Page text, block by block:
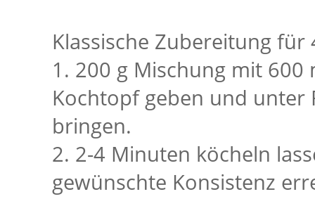
Klassische Zubereitung für
1. 200 g Mischung mit
Kochtopf geben und unter
bringen.
2. 2-4 Minuten köcheln
gewünschte Konsistenz